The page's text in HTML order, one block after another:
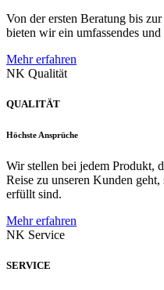
Von der ersten Beratung bis
bieten wir ein umfassendes
Mehr erfahren
NK Qualität
QUALITÄT
Höchste Ansprüche
Wir stellen bei jedem Produkt,
Reise zu unseren Kunden
erfüllt sind.
Mehr erfahren
NK Service
SERVICE